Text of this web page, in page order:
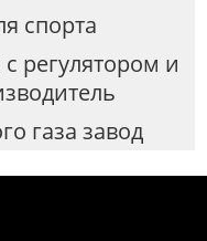
спорта
регулятором и
газа завод